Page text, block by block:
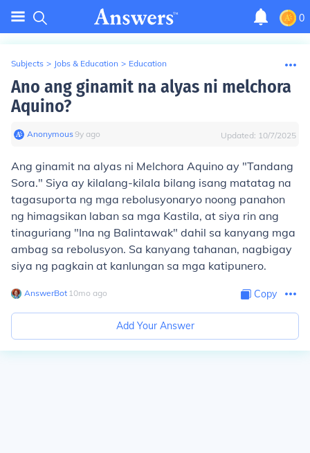
0
Subjects > Jobs & Education > Education
Ano ang ginamit na alyas ni melchora
Aquino?
Anonymous∙9y ago Updated: 10/7/2025
Ang ginamit na alyas ni Melchora Aquino ay "Tandang
Sora." Siya ay kilalang-kilala bilang isang matatag na
tagasuporta ng mga rebolusyonaryo noong panahon
ng himagsikan laban sa mga Kastila, at siya rin ang
tinaguriang "Ina ng Balintawak" dahil sa kanyang mga
ambag sa rebolusyon. Sa kanyang tahanan, nagbigay
siya ng pagkain at kanlungan sa mga katipunero.
AnswerBot∙ 10mo ago Copy
Add Your Answer